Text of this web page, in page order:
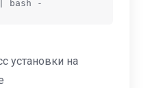
установки на